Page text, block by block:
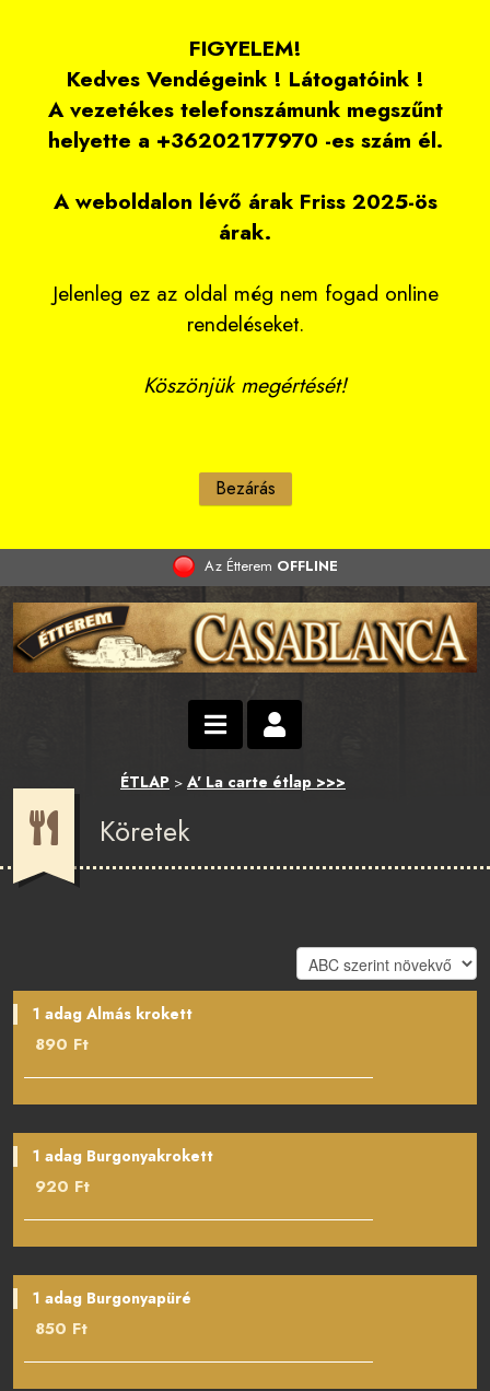
FIGYELEM!
Kedves Vendégeink ! Látogatóink !
A vezetékes telefonszámunk megszűnt
helyette a +36202177970 -es szám él.
A weboldalon lévő árak Friss 2025-ös
árak.
Jelenleg ez az oldal még nem fogad online
rendeléseket.
Köszönjük megértését!
Az Étterem OFFLINE
ÉTLAP > A' La carte étlap >>>
Köretek
1 adag Almás krokett
890 Ft
1 adag Burgonyakrokett
920 Ft
1 adag Burgonyapüré
850 Ft